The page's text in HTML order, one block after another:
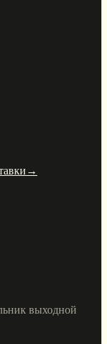
→
выходной